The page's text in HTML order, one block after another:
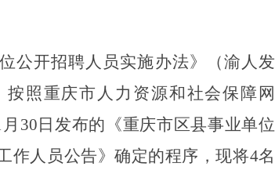
公开招聘人员实施办法》（渝人发
按照重庆市 人力资源和社会保障网
月 30 日发布的 《重庆市区县事业单位
作人员公告》确定的程序，现将4名